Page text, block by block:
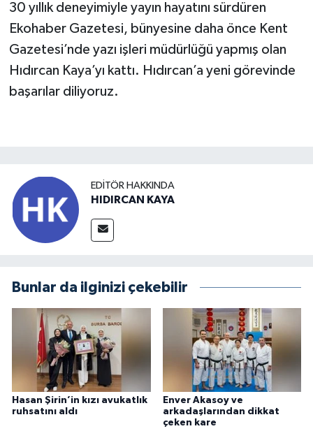
30 yıllık deneyimiyle yayın hayatını sürdüren
Ekohaber Gazetesi, bünyesine daha önce Kent
Gazetesi’nde yazı işleri müdürlüğü yapmış olan
Hıdırcan Kaya’yı kattı. Hıdırcan’a yeni görevinde
başarılar diliyoruz.
EDITÖR HAKKINDA
HIDIRCAN KAYA
Bunlar da ilginizi çekebilir
Hasan Şirin’in kızı avukatlık
ruhsatını aldı
Enver Akasoy ve
arkadaşlarından dikkat
çeken kare